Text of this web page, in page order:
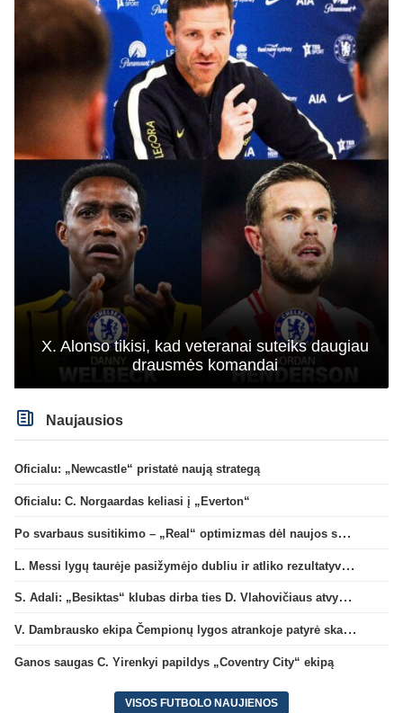
X. Alonso tikisi, kad veteranai suteiks daugiau
drausmės komandai
Naujausios
Oficialu: „Newcastle“ pristatė naują strategą
Oficialu: C. Norgaardas keliasi į „Everton“
Po svarbaus susitikimo – „Real“ optimizmas dėl naujos sutarties su Viniciumi
L. Messi lygų taurėje pasižymėjo dubliu ir atliko rezultatyvų perdavimą
S. Adali: „Besiktas“ klubas dirba ties D. Vlahovičiaus atvykimu“
V. Dambrausko ekipa Čempionų lygos atrankoje patyrė skaudžią nesėkmę
Ganos saugas C. Yirenkyi papildys „Coventry City“ ekipą
VISOS FUTBOLO NAUJIENOS